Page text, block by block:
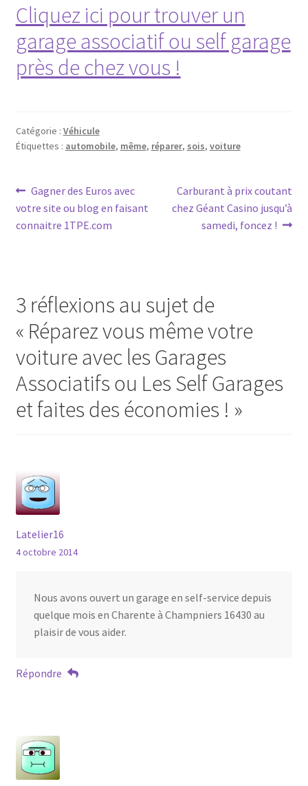
Cliquez ici pour trouver un
garage associatif ou self garage
près de chez vous !
Catégorie : Véhicule
Étiquettes : automobile, même, réparer, sois, voiture
Navigation
de
Article
précédent :
Gagner des Euros avec
votre site ou blog en faisant
connaitre 1TPE.com
Article
suivant :
Carburant à prix coutant
chez Géant Casino jusqu’à
samedi, foncez !
3 réflexions au sujet de
« Réparez vous même votre
voiture avec les Garages
Associatifs ou Les Self Garages
et faites des économies ! »
Latelier16
4 octobre 2014
Nous avons ouvert un garage en self-service depuis
quelque mois en Charente à Champniers 16430 au
plaisir de vous aider.
Répondre